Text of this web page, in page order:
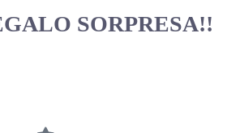
SORPRESA!!